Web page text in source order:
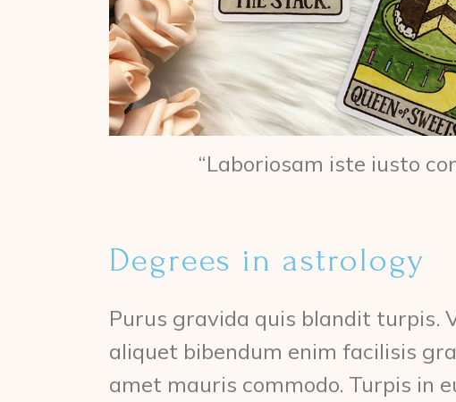
“Laboriosam iste iusto
Degrees in astrology
Purus gravida quis blandit turpis.
aliquet bibendum enim facilisis
amet mauris commodo. Turpis in